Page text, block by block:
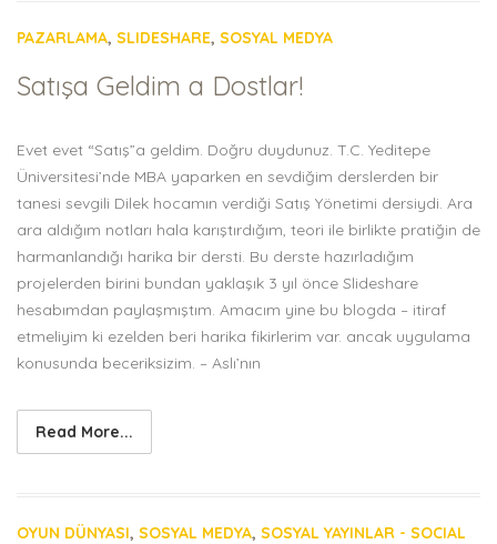
PAZARLAMA, SLIDESHARE, SOSYAL MEDYA
Satışa Geldim a Dostlar!
Evet evet “Satış”a geldim. Doğru duydunuz. T.C. Yeditepe
Üniversitesi’nde MBA yaparken en sevdiğim derslerden bir
tanesi sevgili Dilek hocamın verdiği Satış Yönetimi dersiydi. Ara
ara aldığım notları hala karıştırdığım, teori ile birlikte pratiğin de
harmanlandığı harika bir dersti. Bu derste hazırladığım
projelerden birini bundan yaklaşık 3 yıl önce Slideshare
hesabımdan paylaşmıştım. Amacım yine bu blogda – itiraf
etmeliyim ki ezelden beri harika fikirlerim var. ancak uygulama
konusunda beceriksizim. – Aslı’nın
Read More...
OYUN DÜNYASI, SOSYAL MEDYA, SOSYAL YAYINLAR - SOCIAL